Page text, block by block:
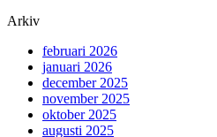
Arkiv
februari 2026
januari 2026
december 2025
november 2025
oktober 2025
augusti 2025